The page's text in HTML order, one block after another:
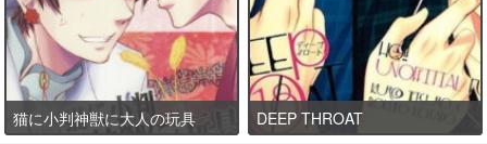
猫に小判神獣に大人の玩具 DEEP THROAT